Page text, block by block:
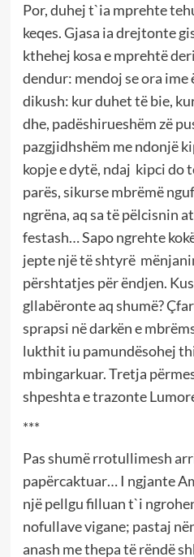
Por, duhej t`ia mprehte
keqes. Gjasa ia drejtonte
kthehej kosa e mprehtë
dendur: mendoj se ora ime
dikush: kur duhet të bie,
dhe, padëshirueshëm zë
pazgjidhshëm me ndonjë
kopje e dytë, ndaj kipci do
parës, sikurse mbrëmë
ngrëna, aq sa të pëlcisnin
festash… Sapo ngrehte
jepte një të shtyrë
përshtatjes për ëndjen.
gllabëronte aq shumë?
sprapsi në darkën e
lukthit iu pamundësohej
mbingarkuar. Tretja
shpeshta e trazonte
***
Pas shumë rrotullimesh
papërcaktuar… I ngjante
një pellgu filluan t`i
nofullave vigane; pastaj
anash me thepa të rëndë